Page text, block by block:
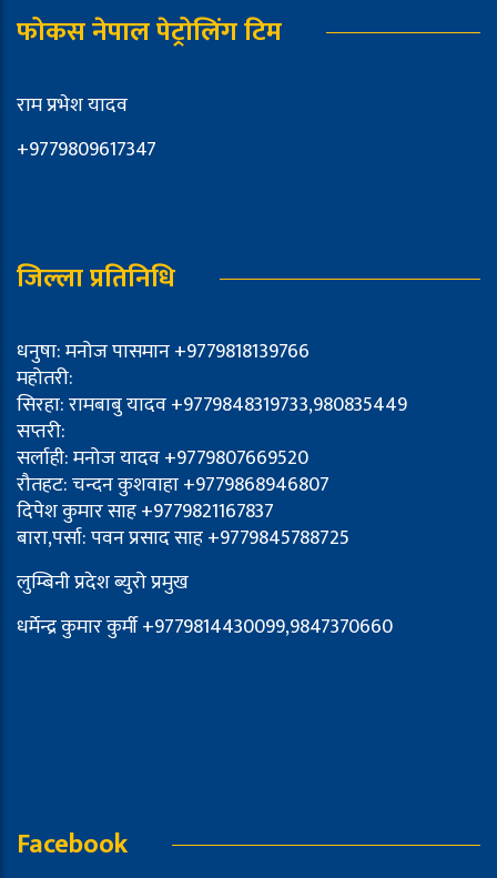
फोकस नेपाल पेट्रोलिंग टिम
राम प्रभेश यादव
+9779809617347
जिल्ला प्रतिनिधि
धनुषा: मनोज पासमान +9779818139766
महोतरी:
सिरहा: रामबाबु यादव +9779848319733,980835449
सप्तरी:
सर्लाही: मनोज यादव +9779807669520
रौतहट: चन्दन कुशवाहा +9779868946807
दिपेश कुमार साह +9779821167837
बारा,पर्सा: पवन प्रसाद साह +9779845788725
लुम्बिनी प्रदेश ब्युरो प्रमुख
धर्मेन्द्र कुमार कुर्मी +9779814430099,9847370660
Facebook